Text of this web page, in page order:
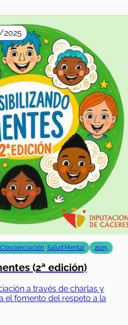
2025
Concienciación, Salud Mental 2025
(2ª edición)
a través de charlas y
el fomento del respeto a la